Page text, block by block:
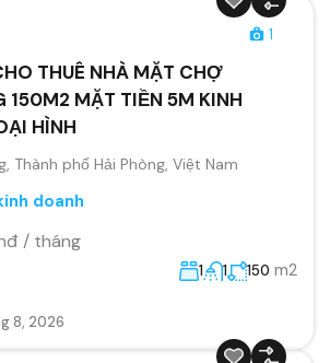
1
THUÊ NHÀ MẶT CHỢ
150M2 MẶT TIỀN 5M KINH
HÌNH
Thành phố Hải Phòng, Việt Nam
doanh
/ tháng
1 1 150 m2
8, 2026